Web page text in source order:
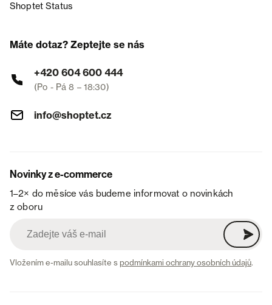
Shoptet Status
Máte dotaz? Zeptejte se nás
+420 604 600 444
(Po - Pá 8 – 18:30)
info@shoptet.cz
Novinky z e-commerce
1–2× do měsíce vás budeme informovat o novinkách
z oboru
Vložením e-mailu souhlasíte spodmínkami ochrany osobních údajů.